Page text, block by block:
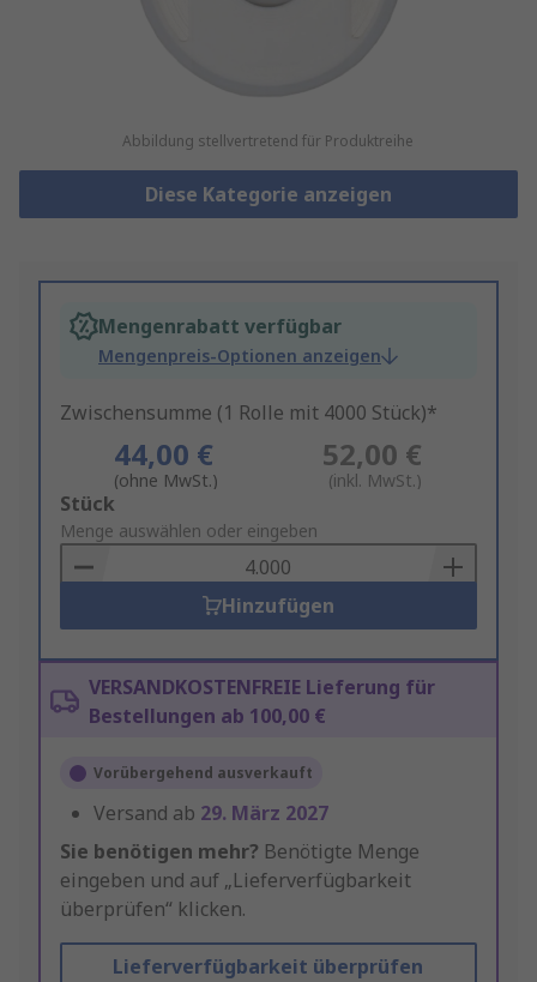
Abbildung stellvertretend für Produktreihe
Diese Kategorie anzeigen
Mengenrabatt verfügbar
Mengenpreis-Optionen anzeigen
Zwischensumme (1 Rolle mit 4000 Stück)*
44,00 €
(ohne MwSt.)
52,00 €
(inkl. MwSt.)
Add
to
Basket
Stück
Menge auswählen oder eingeben
Hinzufügen
VERSANDKOSTENFREIE Lieferung für
Bestellungen ab 100,00 €
Vorübergehend ausverkauft
Versand ab 29. März 2027
Sie benötigen mehr? Benötigte Menge
eingeben und auf „Lieferverfügbarkeit
überprüfen“ klicken.
Lieferverfügbarkeit überprüfen